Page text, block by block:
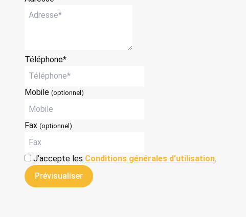
Téléphone*
Mobile (optionnel)
Fax (optionnel)
J’accepte les Conditions générales d’utilisation.